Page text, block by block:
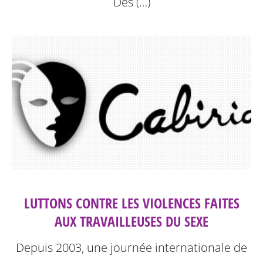
LUTTONS CONTRE LES VIOLENCES FAITES
AUX TRAVAILLEUSES DU SEXE
Depuis 2003, une journée internationale de